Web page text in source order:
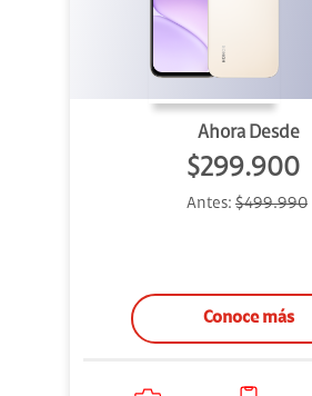
Ahora Desde
$299.900
Antes: $499.990
Conoce más